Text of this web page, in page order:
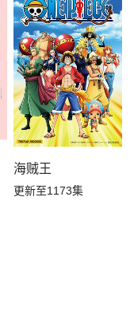
海贼王
更新至1173集